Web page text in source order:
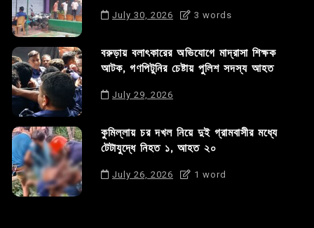
July 30, 2026 3 words
বরুড়ায় বলাৎকারের অভিযোগে মাদ্রাসা শিক্ষক
আটক, গণপিটুনির চেষ্টায় পুলিশ সদস্য আহত
July 29, 2026
কুমিল্লায় চর দখল নিয়ে দুই গ্রামবাসীর মধ্যে
টেটাযুদ্ধে নিহত ১, আহত ২০
July 26, 2026 1 word